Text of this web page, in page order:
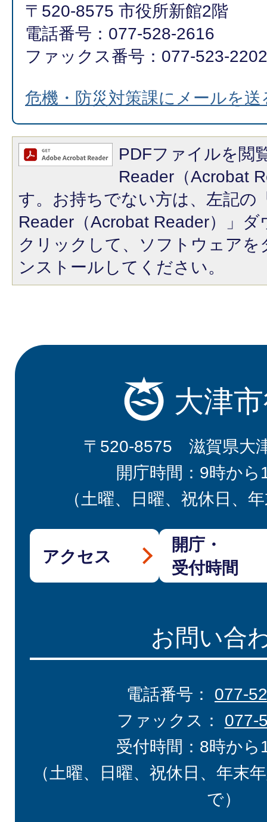
〒520-8575 市役所新館2階
電話番号：077-528-2616
ファックス番号：077-523-2202
危機・防災対策課にメールを送
PDFファイルを閲
Reader（Acrobat
す。お持ちでない方は、左記の
Reader（Acrobat Reader）」
クリックして、ソフトウェア
ンストールしてください。
大津
〒520-8575 滋賀県大
開庁時間：9時から
（土曜、日曜、祝休日、
アクセス
開庁・
受付時間
お問い合
電話番号： 077-
ファックス： 077-
受付時間：8時から
（土曜、日曜、祝休日、年末
で）